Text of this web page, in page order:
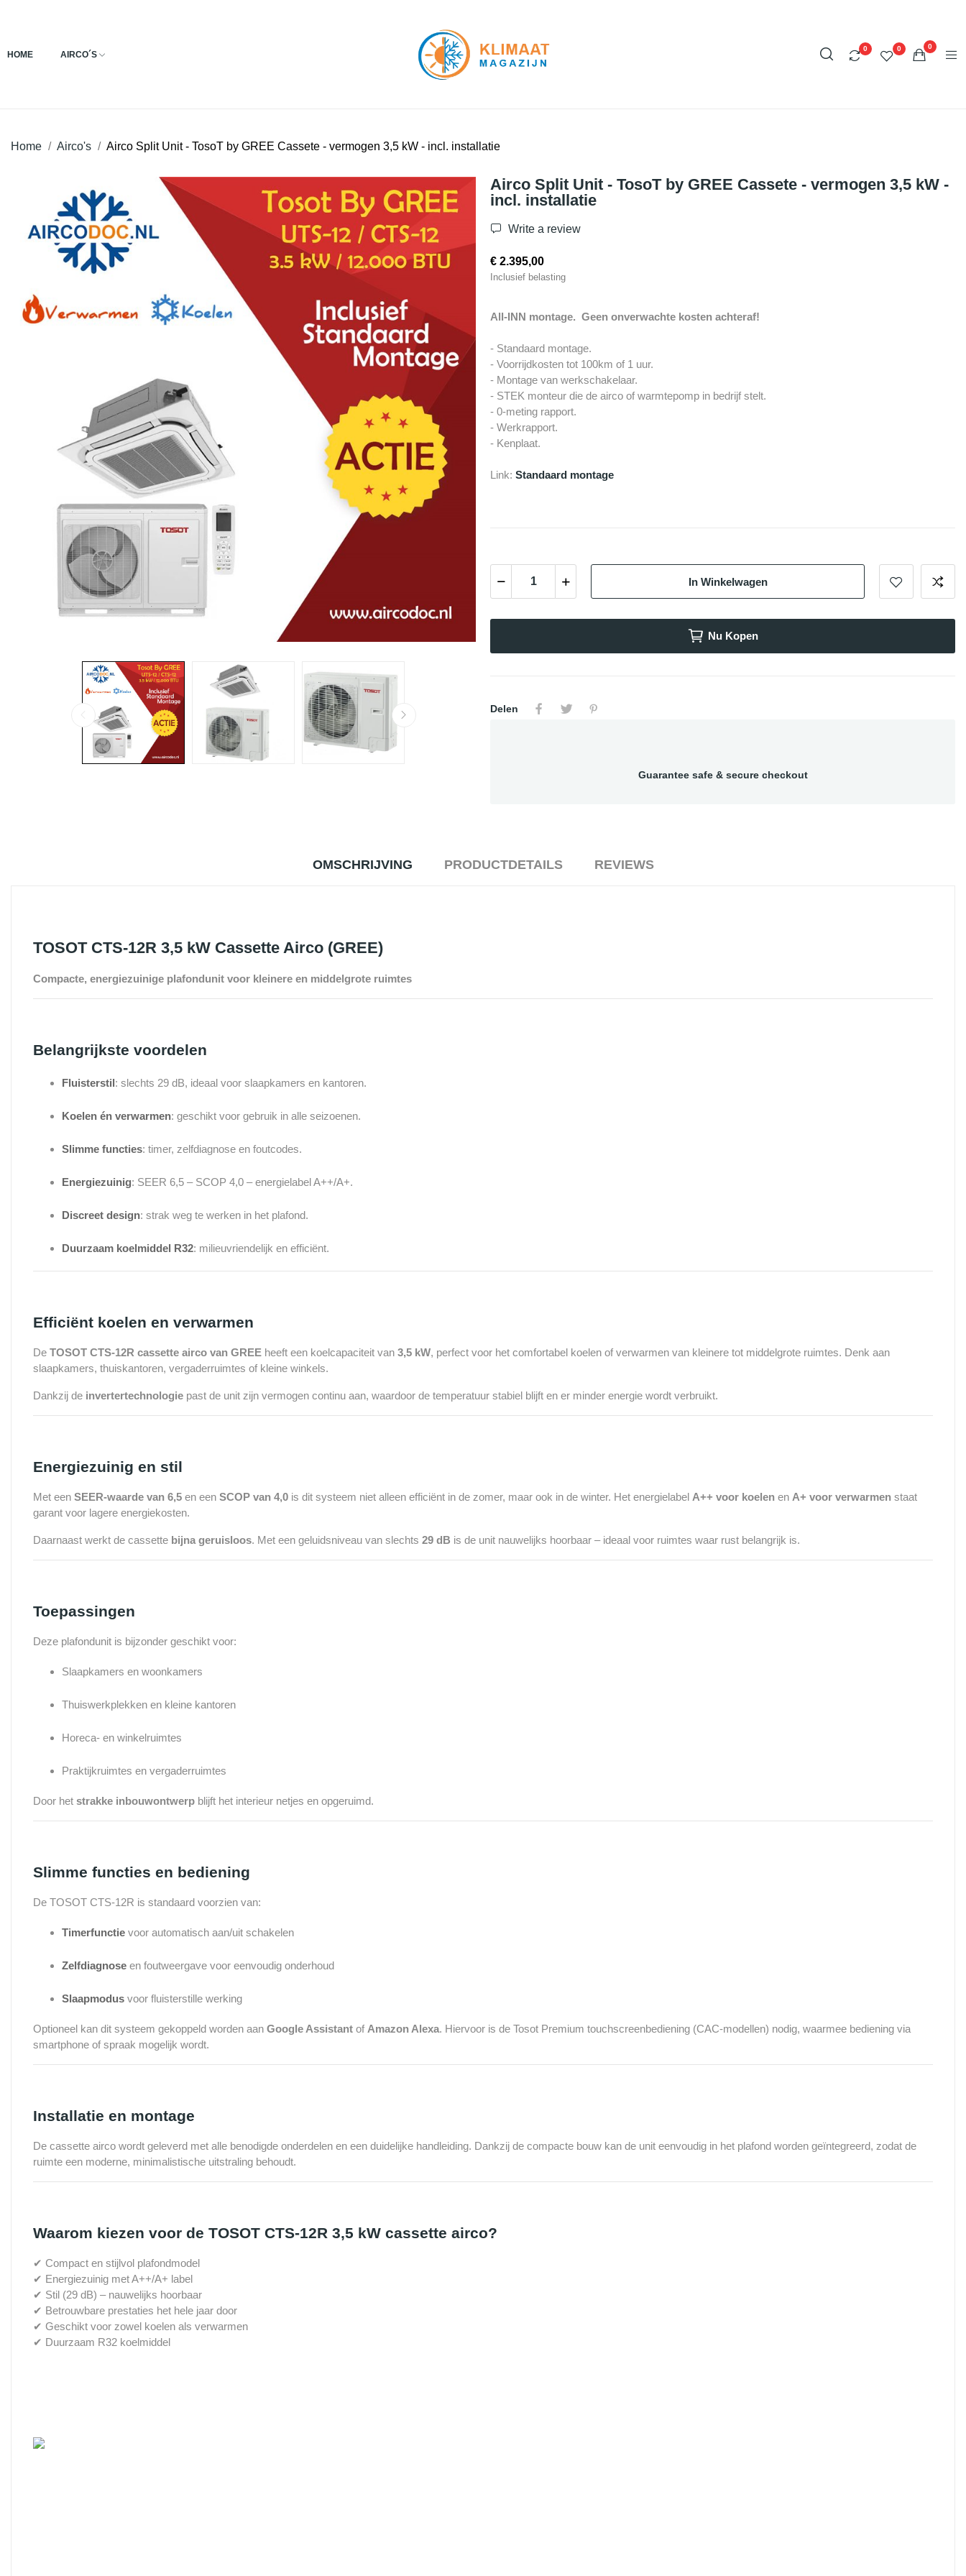
HOME AIRCO´S
0 0 0
Home Airco's Airco Split Unit - TosoT by GREE Cassete - vermogen 3,5 kW - incl. installatie
Airco Split Unit - TosoT by GREE Cassete - vermogen 3,5 kW -
incl. installatie
Write a review
€ 2.395,00
Inclusief belasting
All-INN montage. Geen onverwachte kosten achteraf!
- Standaard montage.
- Voorrijdkosten tot 100km of 1 uur.
- Montage van werkschakelaar.
- STEK monteur die de airco of warmtepomp in bedrijf stelt.
- 0-meting rapport.
- Werkrapport.
- Kenplaat.
Link: Standaard montage
In Winkelwagen
Nu Kopen
Delen
Guarantee safe & secure checkout
OMSCHRIJVING PRODUCTDETAILS REVIEWS
TOSOT CTS-12R 3,5 kW Cassette Airco (GREE)
Compacte, energiezuinige plafondunit voor kleinere en middelgrote ruimtes
Belangrijkste voordelen
Fluisterstil : slechts 29 dB, ideaal voor slaapkamers en kantoren.
Koelen én verwarmen: geschikt voor gebruik in alle seizoenen.
Slimme functies: timer, zelfdiagnose en foutcodes.
Energiezuinig: SEER 6,5 – SCOP 4,0 – energielabel A++/A+.
Discreet design: strak weg te werken in het plafond.
Duurzaam koelmiddel R32: milieuvriendelijk en efficiënt.
Efficiënt koelen en verwarmen
De TOSOT CTS-12R cassette airco van GREE heeft een koelcapaciteit van 3,5 kW, perfect voor het comfortabel koelen of verwarmen van kleinere tot middelgrote ruimtes. Denk aan
slaapkamers, thuiskantoren, vergaderruimtes of kleine winkels.
Dankzij de invertertechnologie past de unit zijn vermogen continu aan, waardoor de temperatuur stabiel blijft en er minder energie wordt verbruikt.
Energiezuinig en stil
Met een SEER-waarde van 6,5 en een SCOP van 4,0 is dit systeem niet alleen efficiënt in de zomer, maar ook in de winter. Het energielabel A++ voor koelen en A+ voor verwarmen staat
garant voor lagere energiekosten.
Daarnaast werkt de cassette bijna geruisloos. Met een geluidsniveau van slechts 29 dB is de unit nauwelijks hoorbaar – ideaal voor ruimtes waar rust belangrijk is.
Toepassingen
Deze plafondunit is bijzonder geschikt voor:
Slaapkamers en woonkamers
Thuiswerkplekken en kleine kantoren
Horeca- en winkelruimtes
Praktijkruimtes en vergaderruimtes
Door het strakke inbouwontwerp blijft het interieur netjes en opgeruimd.
Slimme functies en bediening
De TOSOT CTS-12R is standaard voorzien van:
Timerfunctie voor automatisch aan/uit schakelen
Zelfdiagnose en foutweergave voor eenvoudig onderhoud
Slaapmodus voor fluisterstille werking
Optioneel kan dit systeem gekoppeld worden aan Google Assistant of Amazon Alexa. Hiervoor is de Tosot Premium touchscreenbediening (CAC-modellen) nodig, waarmee bediening via
smartphone of spraak mogelijk wordt.
Installatie en montage
De cassette airco wordt geleverd met alle benodigde onderdelen en een duidelijke handleiding. Dankzij de compacte bouw kan de unit eenvoudig in het plafond worden geïntegreerd, zodat de
ruimte een moderne, minimalistische uitstraling behoudt.
Waarom kiezen voor de TOSOT CTS-12R 3,5 kW cassette airco?
✔ Compact en stijlvol plafondmodel
✔ Energiezuinig met A++/A+ label
✔ Stil (29 dB) – nauwelijks hoorbaar
✔ Betrouwbare prestaties het hele jaar door
✔ Geschikt voor zowel koelen als verwarmen
✔ Duurzaam R32 koelmiddel